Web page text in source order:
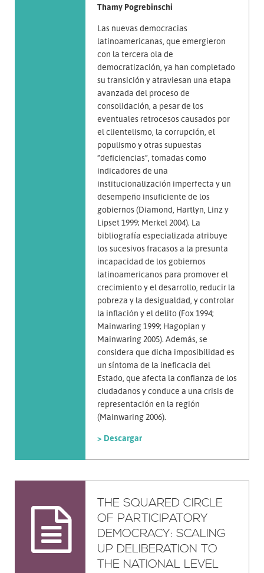
Thamy Pogrebinschi
Las nuevas democracias
latinoamericanas, que emergieron
con la tercera ola de
democratización, ya han completado
su transición y atraviesan una etapa
avanzada del proceso de
consolidación, a pesar de los
eventuales retrocesos causados por
el clientelismo, la corrupción, el
populismo y otras supuestas
“deficiencias”, tomadas como
indicadores de una
institucionalización imperfecta y un
desempeño insuficiente de los
gobiernos (Diamond, Hartlyn, Linz y
Lipset 1999; Merkel 2004). La
bibliografía especializada atribuye
los sucesivos fracasos a la presunta
incapacidad de los gobiernos
latinoamericanos para promover el
crecimiento y el desarrollo, reducir la
pobreza y la desigualdad, y controlar
la inflación y el delito (Fox 1994;
Mainwaring 1999; Hagopian y
Mainwaring 2005). Además, se
considera que dicha imposibilidad es
un síntoma de la ineficacia del
Estado, que afecta la confianza de los
ciudadanos y conduce a una crisis de
representación en la región
(Mainwaring 2006).
> Descargar
THE SQUARED CIRCLE
OF PARTICIPATORY
DEMOCRACY: SCALING
UP DELIBERATION TO
THE NATIONAL LEVEL